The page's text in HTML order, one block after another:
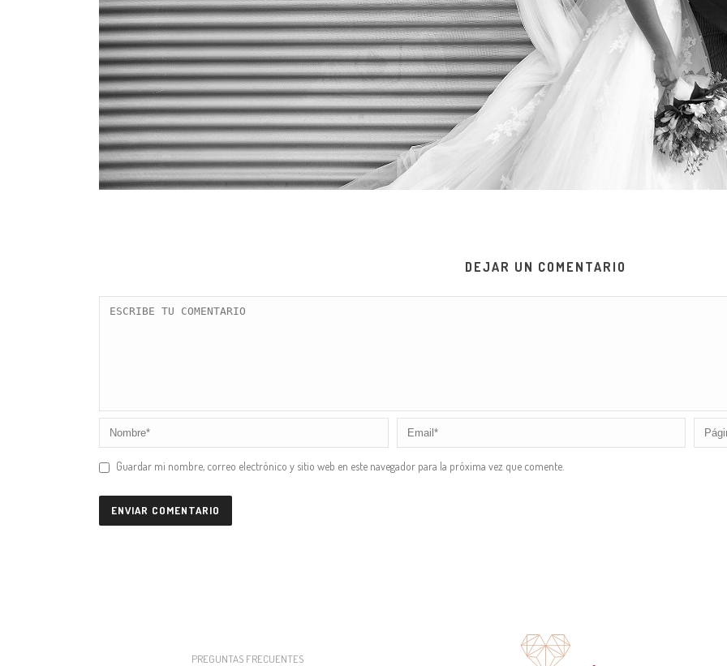
DEJAR UN COMENTARIO
Guardar mi nombre, correo electrónico y sitio web en este navegador para la próxima vez que comente.
PREGUNTAS FRECUENTES